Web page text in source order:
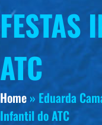
FESTAS
ATC
Home » Eduarda
Infantil do ATC